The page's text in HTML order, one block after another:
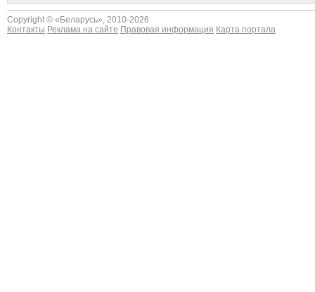
Copyright © « Беларусь», 2010-2026
Контакты Реклама на сайте Правовая информация Карта портала